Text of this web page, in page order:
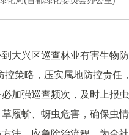
大兴区巡查林业有害生物
控策略，压实属地防控责
加强巡查频次，及时上报
履蚧、蚜虫危害，确保虫